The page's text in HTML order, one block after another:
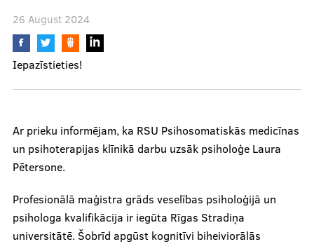
izvēlne
Services
Prices
Contacts
26 August 2024
Iepazīstieties!
Ar prieku informējam, ka RSU Psihosomatiskās medicīnas
un psihoterapijas klīnikā darbu uzsāk psiholoģe Laura
Pētersone.
Profesionālā maģistra grāds veselības psiholoģijā un
psihologa kvalifikācija ir iegūta Rīgas Stradiņa
universitātē. Šobrīd apgūst kognitīvi biheiviorālās